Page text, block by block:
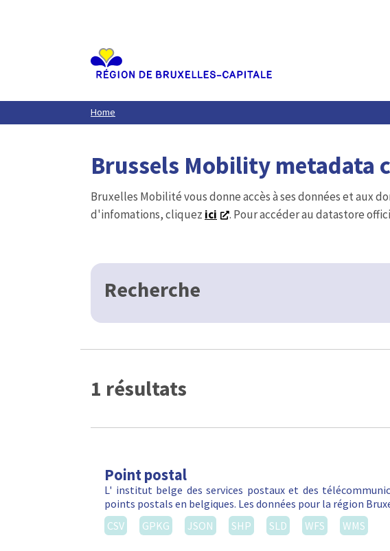
Home
Brussels Mobility metadata
Bruxelles Mobilité vous donne accès à ses données et aux
d'infomations, cliquez ici . Pour accéder au datastore
Recherche
1 résultats
Point postal
L' institut belge des services postaux et des
points postals en belgiques. Les données pour la région
CSV
GPKG JSON SHP SLD WFS WMS